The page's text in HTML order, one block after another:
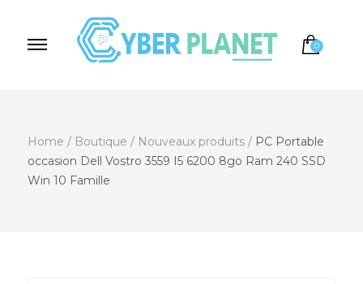
0
Home / Boutique / Nouveaux produits / PC Portable
occasion Dell Vostro 3559 I5 6200 8go Ram 240 SSD
Win 10 Famille